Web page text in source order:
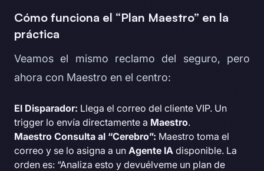
Cómo funciona el “Plan Maestro” en la
práctica
Veamos el mismo reclamo del seguro, pero
ahora con Maestro en el centro:
El Disparador: Llega el correo del cliente VIP. Un
trigger lo envía directamente a Maestro.
Maestro Consulta al “Cerebro”: Maestro toma el
correo y se lo asigna a un Agente IA disponible. La
orden es: “Analiza esto y devuélveme un plan de